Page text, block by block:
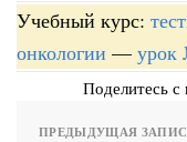
Учебный курс:
онкологии —
Поделитесь с
ПРЕДЫДУЩАЯ